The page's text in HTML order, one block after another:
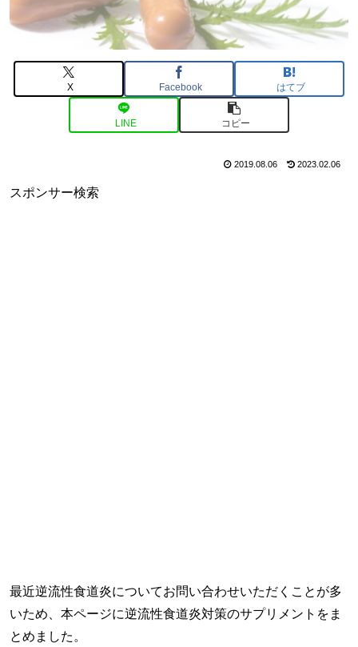
X Facebook はてブ
LINE コピー
2019.08.06 2023.02.06
スポンサー検索
最近逆流性食道炎についてお問い合わせいただくことが多
いため、本ページに逆流性食道炎対策のサプリメントをま
とめました。